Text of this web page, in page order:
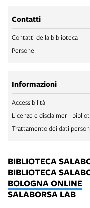
Contatti
Contatti della biblioteca
Persone
Informazioni
Accessibilità
Licenze e disclaimer -
Trattamento dei dati
BIBLIOTECA
BIBLIOTECA
BOLOGNA ONLINE
SALABORSA LAB